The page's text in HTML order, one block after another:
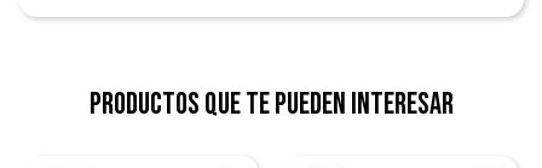
Productos que te pueden interesar